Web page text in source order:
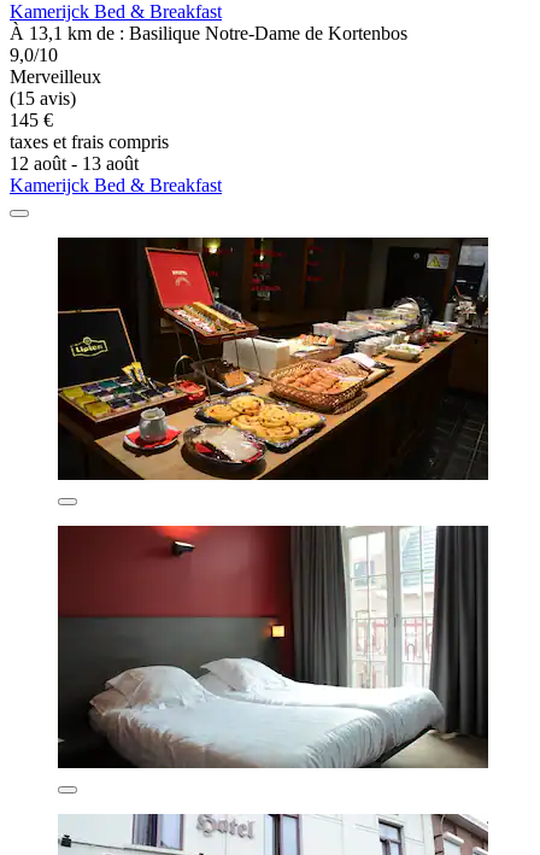
Kamerijck Bed & Breakfast
À 13,1 km de : Basilique Notre-Dame de Kortenbos
9,0/10
Merveilleux
(15 avis)
145 €
taxes et frais compris
12 août - 13 août
Kamerijck Bed & Breakfast